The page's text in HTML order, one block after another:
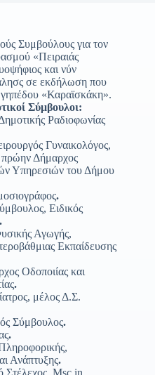
Συμβούλους για τον
«Πειραιάς
και νύν
σε εκδήλωση που
«Καραϊσκάκη».
Σύμβουλοι:
Ραδιοφωνίας
Γυναικολόγος,
Δήμαρχος
Υπηρεσιών του Δήμου
.
Ειδικός
.
Αγωγής,
Εκπαίδευσης
Οδοποιίας και
.
μέλος Δ.Σ.
Σύμβουλος.
.
Ανάπτυξης.
Στέλεχος, Msc in